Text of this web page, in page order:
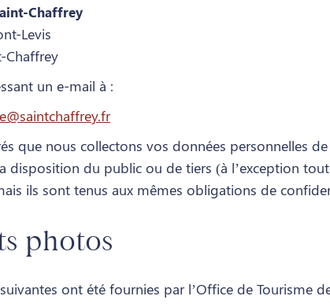
Chaffrey
Levis
Chaffrey
un e-mail à :
que nous collectons vos données personnelles
disposition du public ou de tiers (à l’exception
ils sont tenus aux mêmes obligations de
photos
ont été fournies par l’Office de Tourisme